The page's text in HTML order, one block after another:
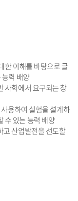
한 이해를 바탕으로 글
력 배양
사회에서 요구되는 창
용하여 실험을 설계하
수 있는 능력 배양
고 산업발전을 선도할